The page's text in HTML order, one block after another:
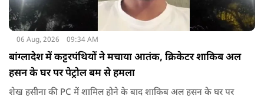
06 Aug, 2026 09:34 AM
बांग्लादेश में कट्टरपंथियों ने मचाया आतंक, क्रिकेटर शाकिब अल
हसन के घर पर पेट्रोल बम से हमला
शेख हसीना की PC में शामिल होने के बाद शाकिब अल हसन के घर पर